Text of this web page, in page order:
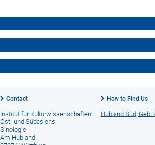
Contact
Institut für Kulturwissenschaften
Ost- und Südasiens
Sinologie
Am Hubland
How to Find Us
Hubland Süd, Geb.